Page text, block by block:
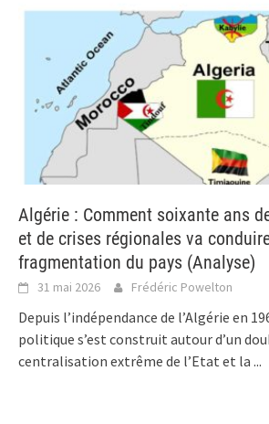
Algérie : Comment soixante ans
et de crises régionales va
fragmentation du pays (Analyse)
31 mai 2026 Frédéric Powelton
Depuis l’indépendance de l’Algérie en
politique s’est construit autour d’un
centralisation extrême de l’Etat et la ...